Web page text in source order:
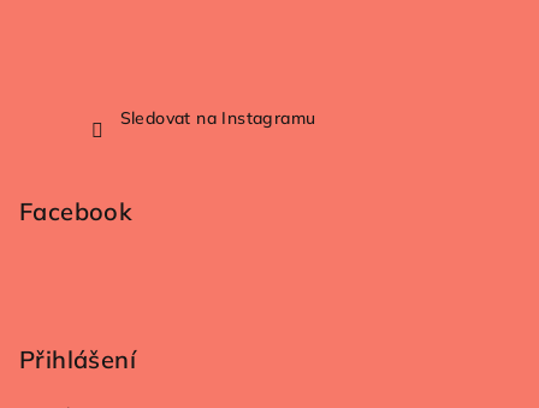
Sledovat na Instagramu
Facebook
Přihlášení